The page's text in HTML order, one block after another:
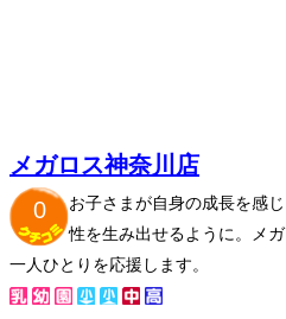
メガロス神奈川店
0
お子さまが自身の成長を感
性を生み出せるように。メ
一人ひとりを応援します。